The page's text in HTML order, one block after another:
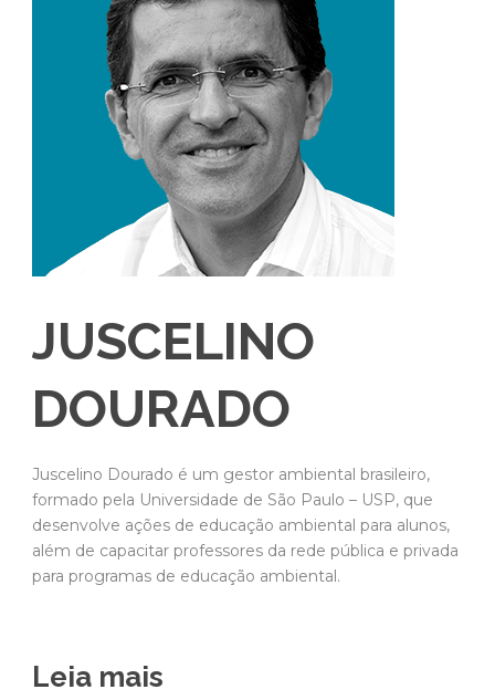
JUSCELINO
DOURADO
Juscelino Dourado é um gestor ambiental brasileiro,
formado pela Universidade de São Paulo – USP, que
desenvolve ações de educação ambiental para alunos,
além de capacitar professores da rede pública e privada
para programas de educação ambiental.
Leia mais